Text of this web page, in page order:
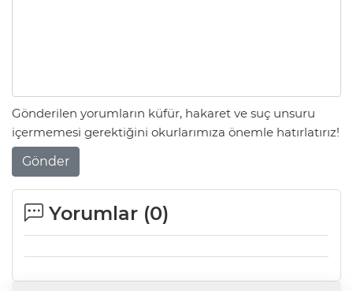
Gönderilen yorumların küfür, hakaret ve suç unsuru
içermemesi gerektiğini okurlarımıza önemle hatırlatırız!
Gönder
Yorumlar (0)